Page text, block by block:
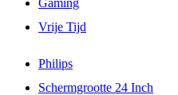
Gaming
Vrije Tijd
Philips
Schermgrootte 24 Inch